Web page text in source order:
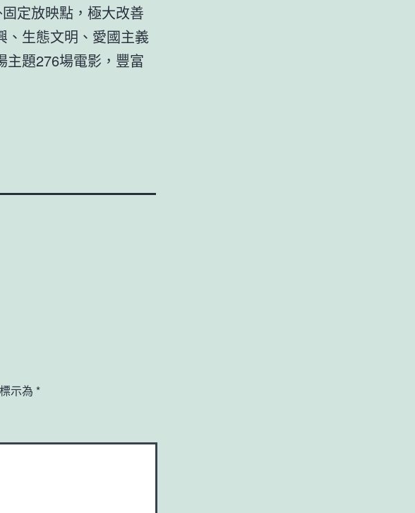
定放映點，極大改善
、生態文明、愛國主義
主題276場電影，豐富
示為 *